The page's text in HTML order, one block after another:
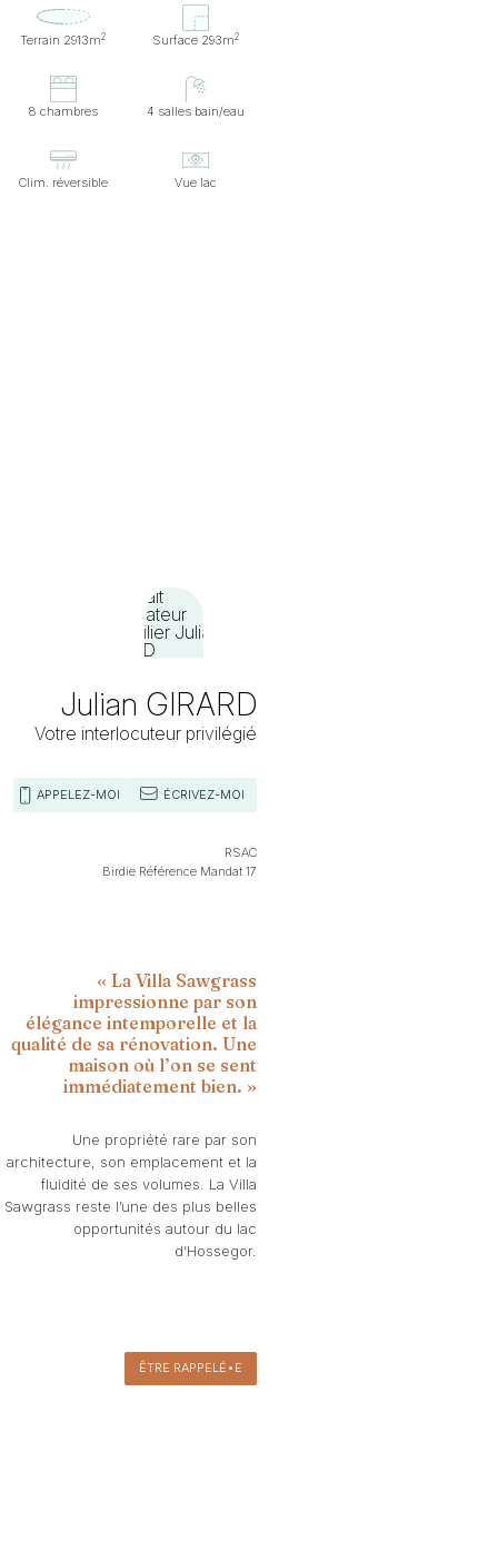
Terrain 2913m2 Surface 293m2
8 chambres 4 salles bain/eau
Clim. réversible Vue lac
Julian GIRARD
Votre interlocuteur privilégié
APPELEZ-MOI ÉCRIVEZ-MOI
RSAC
Birdie Référence Mandat 17
« La Villa Sawgrass
impressionne par son
élégance intemporelle et la
qualité de sa rénovation. Une
maison où l’on se sent
immédiatement bien. »
Une propriété rare par son
architecture, son emplacement et la
fluidité de ses volumes. La Villa
Sawgrass reste l’une des plus belles
opportunités autour du lac
d’Hossegor.
ÊTRE RAPPELÉ•E